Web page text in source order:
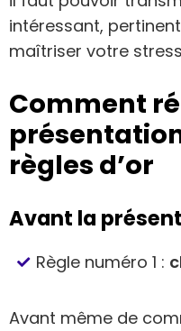
intéressant,
maîtriser votre
Comment
règles d’or
Avant la
Règle numéro 1 :
Avant même de